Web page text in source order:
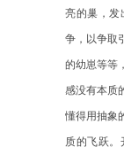
亮的巢，发
争，以争取
的幼崽等等
感没有本质
懂得用抽象
质的飞跃